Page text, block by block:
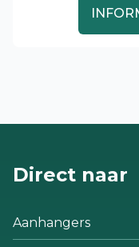
Direct naar
Aanhangers